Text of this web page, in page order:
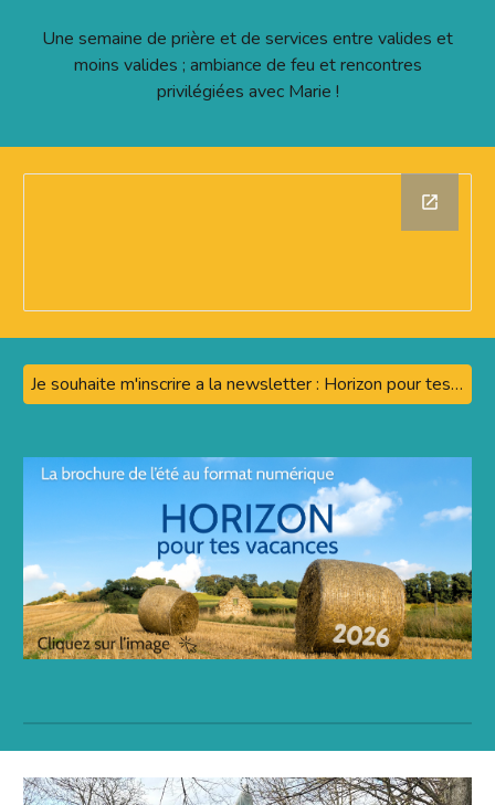
Une semaine de prière et de services entre valides et
moins valides ; ambiance de feu et rencontres
privilégiées avec Marie !
Je souhaite m'inscrire a la newsletter : Horizon pour tes vacances. JE CLIQUE ICI!